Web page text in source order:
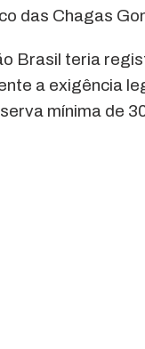
das Chagas
Brasil teria
a exigência
mínima de